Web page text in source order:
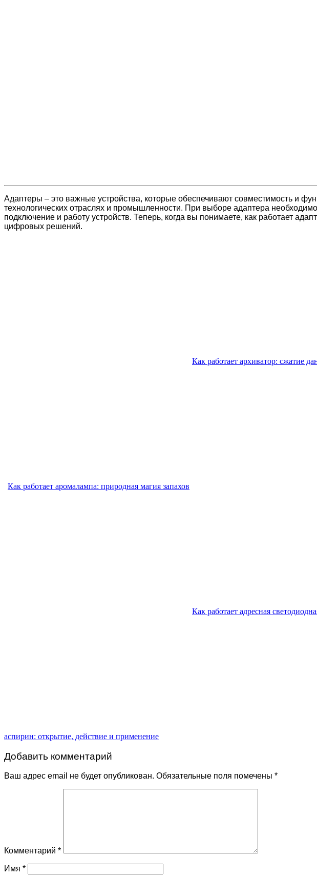
Адаптеры – это важные устройства, которые обеспечивают совместимость и
технологических отраслях и промышленности. При выборе адаптера
подключение и работу устройств. Теперь, когда вы понимаете, как работает
цифровых решений.
Как работает архиватор: сжатие
Как работает аромалампа: природная магия запахов
Как работает адресная
аспирин: открытие, действие и применение
Добавить комментарий
Ваш адрес email не будет опубликован. Обязательные поля помечены *
Комментарий *
Имя *